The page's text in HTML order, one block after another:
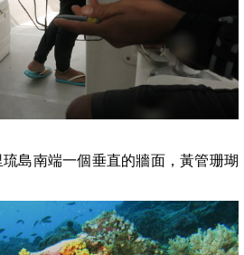
島南端一個垂直的牆面，黃管珊瑚